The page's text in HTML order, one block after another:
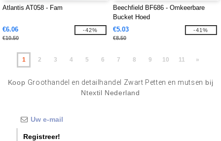
Atlantis AT058 - Fam
€6.06
€10.50
-42%
Beechfield BF686 - Omkeerbare
Bucket Hoed
€5.03
€8.50
-41%
1 2 3 4 5 6 7 8 9 10 11 »
Koop Groothandel en detailhandel Zwart Petten en mutsen bij
Ntextil Nederland
Registreer!